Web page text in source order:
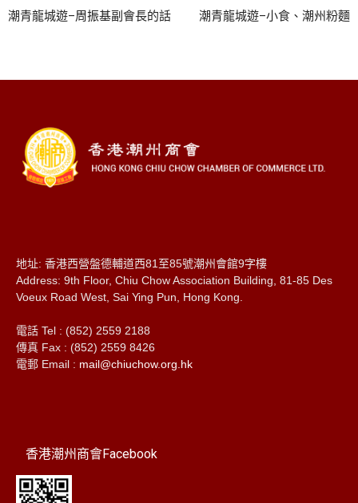
潮青龍城遊–周振基副會長的話 潮青龍城遊–小食、潮州粉麵
地址: 香港西營盤德輔道西81至85號潮州會館9字樓
Address: 9th Floor, Chiu Chow Association Building, 81-85 Des
Voeux Road West, Sai Ying Pun, Hong Kong.
電話 Tel : (852) 2559 2188
傳真 Fax : (852) 2559 8426
電郵 Email : mail@chiuchow.org.hk
香港潮州商會Facebook